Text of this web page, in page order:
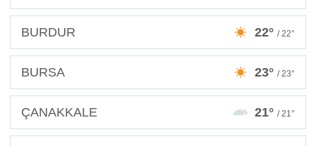
BURDUR 22° / 22°
BURSA 23° / 23°
ÇANAKKALE 21° / 21°